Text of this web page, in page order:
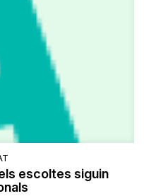
escoltes siguin